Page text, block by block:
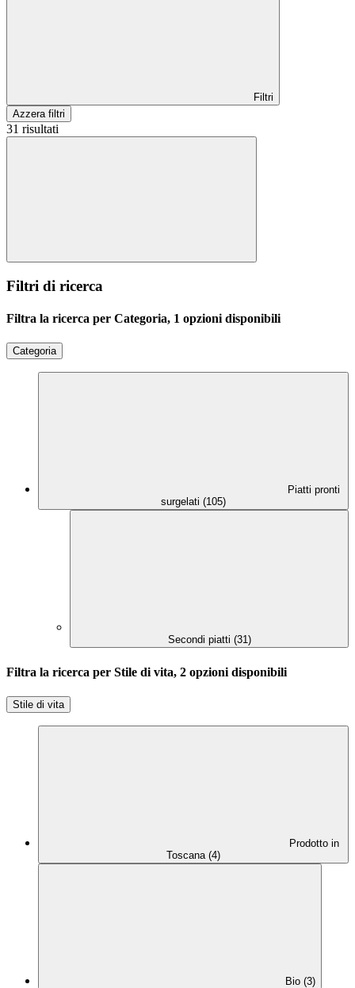
Filtri
Azzera filtri
31 risultati
Filtri di ricerca
Filtra la ricerca per Categoria, 1 opzioni disponibili
Categoria
Piatti pronti
surgelati (105)
Secondi piatti (31)
Filtra la ricerca per Stile di vita, 2 opzioni disponibili
Stile di vita
Prodotto in
Toscana (4)
Bio (3)